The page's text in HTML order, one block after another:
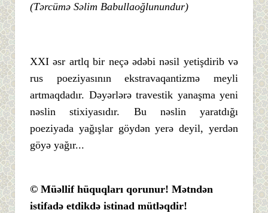
(Tərcümə Səlim Babullaoğlunundur)
XXI əsr artlq bir neçə ədəbi nəsil yetişdirib və
rus poeziyasının ekstravaqantizmə meyli
artmaqdadır. Dəyərlərə travestik yanaşma yeni
nəslin stixiyasıdır. Bu nəslin yaratdığı
poeziyada yağışlar göydən yerə deyil, yerdən
göyə yağır...
© Müəllif hüquqları qorunur! Mətndən
istifadə etdikdə istinad mütləqdir!